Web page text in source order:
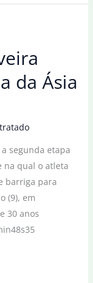
da Ásia
segunda etapa
na qual o atleta
barriga para
(9), em
30 anos